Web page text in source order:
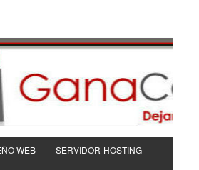
WEB SERVIDOR-HOSTING